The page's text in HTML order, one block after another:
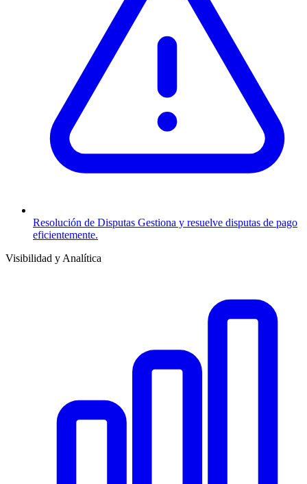
Resolución de Disputas Gestiona y resuelve disputas de pago
eficientemente.
Visibilidad y Analítica